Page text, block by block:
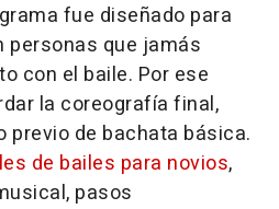
fue diseñado para
que jamás
con el baile. Por ese
la coreografía final,
previo de bachata básica.
de bailes para novios,
pasos